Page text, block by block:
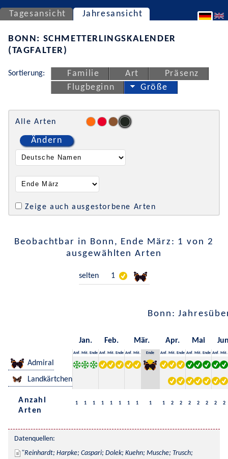
Tagesansicht Jahresansicht
BONN: SCHMETTERLINGSKALENDER
(TAGFALTER)
Sortierung: Familie Art
Präsenz
Flugbeginn
Größe
Alle Arten
Ändern
Zeige auch ausgestorbene Arten
Beobachtbar in Bonn, Ende März: 1 von 2
ausgewählten Arten
selten 1
Bonn:
Jan. Feb. Mär. Apr. Mai
Anf. Mit. Ende Anf. Mit. Ende Anf. Mit. Ende Anf. Mit. Ende Anf. Mit. Ende Anf. Mit.
Admiral
Landkärtchen
Anzahl
Arten
1 1 1 1 1 1 1 1 1 1 2 2 2 2 2 2 2
Datenquellen:
Reinhardt; Harpke; Caspari; Dolek; Kuehn; Musche; Trusch;